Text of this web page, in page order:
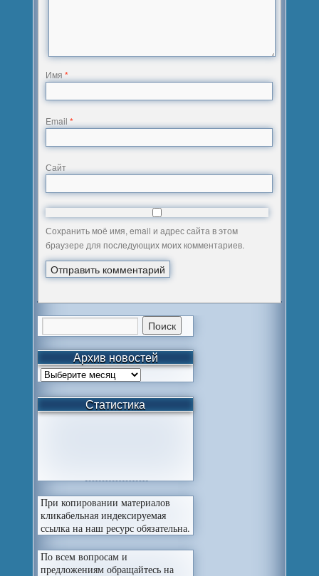
Имя*
Email*
Сайт
Сохранить моё имя, email и адрес сайта в этом
браузере для последующих моих комментариев.
Архив новостей
Статистика
При копировании материалов
кликабельная индексируемая
ссылка на наш ресурс обязательна.
По всем вопросам и
предложениям обращайтесь на